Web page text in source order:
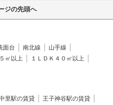
ジの先頭へ
面台 南北線
山手線
㎡以上
１ＬＤＫ４０㎡以上
中里駅の賃貸
王子神谷駅の賃貸